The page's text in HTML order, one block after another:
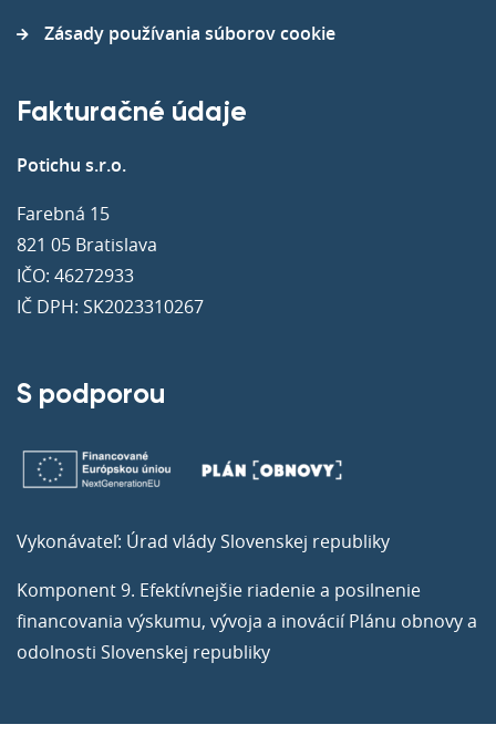
Zásady používania súborov cookie
Fakturačné údaje
Potichu s.r.o.
Farebná 15
821 05 Bratislava
IČO: 46272933
IČ DPH: SK2023310267
S podporou
Vykonávateľ: Úrad vlády Slovenskej republiky
Komponent 9. Efektívnejšie riadenie a posilnenie
financovania výskumu, vývoja a inovácií Plánu obnovy a
odolnosti Slovenskej republiky